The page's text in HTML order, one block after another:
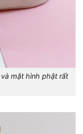
mặt hình phật rất